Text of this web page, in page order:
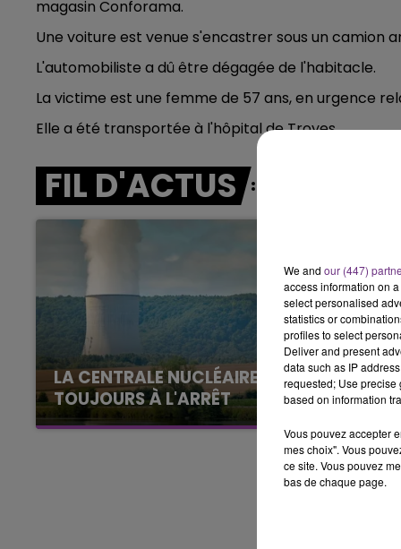
16h00 - 20h00
LE WEEK-END CHAMPAGNE FM
magasin Conforama.
Une voiture est venue s'encastrer sous un camion
L'automobiliste a dû être dégagée de l'habitacle.
La victime est une femme de 57 ans, en urgence
Elle a été transportée à l'hôpital de Troyes.
FIL D'ACTUS
LA CENTRALE NUCLÉAIRE DE CHOOZ
TOUJOURS À L'ARRÊT
Cela fait déjà une semaine que la centrale
nucléaire ardennaise est à l'arrêt. Une situation
justifiée par la sécheresse intense qui est
We and our (447)
access information on
select personalised
statistics or
profiles to select
Deliver and present
data such as IP
requested; Use precise
based on information
Vous pouvez accepter
mes choix". Vous
ce site. Vous pouvez
bas de chaque page.